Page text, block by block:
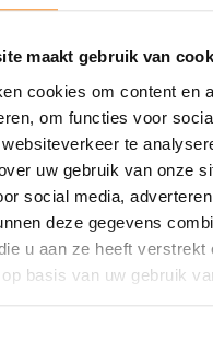
maakt gebruik van
cookies om content en
om functies voor
te
uw gebruik van onze
social media,
deze gegevens
u aan ze heeft verstrekt
basis van uw gebruik
100% polyester